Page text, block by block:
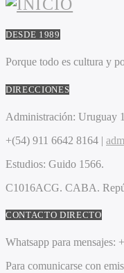
DESDE 1989
Porque todo es cultura y
DIRECCIONES
Administración: Uruguay
+(54) 911 6642 8164 |
Estudios: Guido 1566.
C1016ACG. CABA.
CONTACTO DIRECTO
Whatsapp para mensajes:
Para comunicarse con